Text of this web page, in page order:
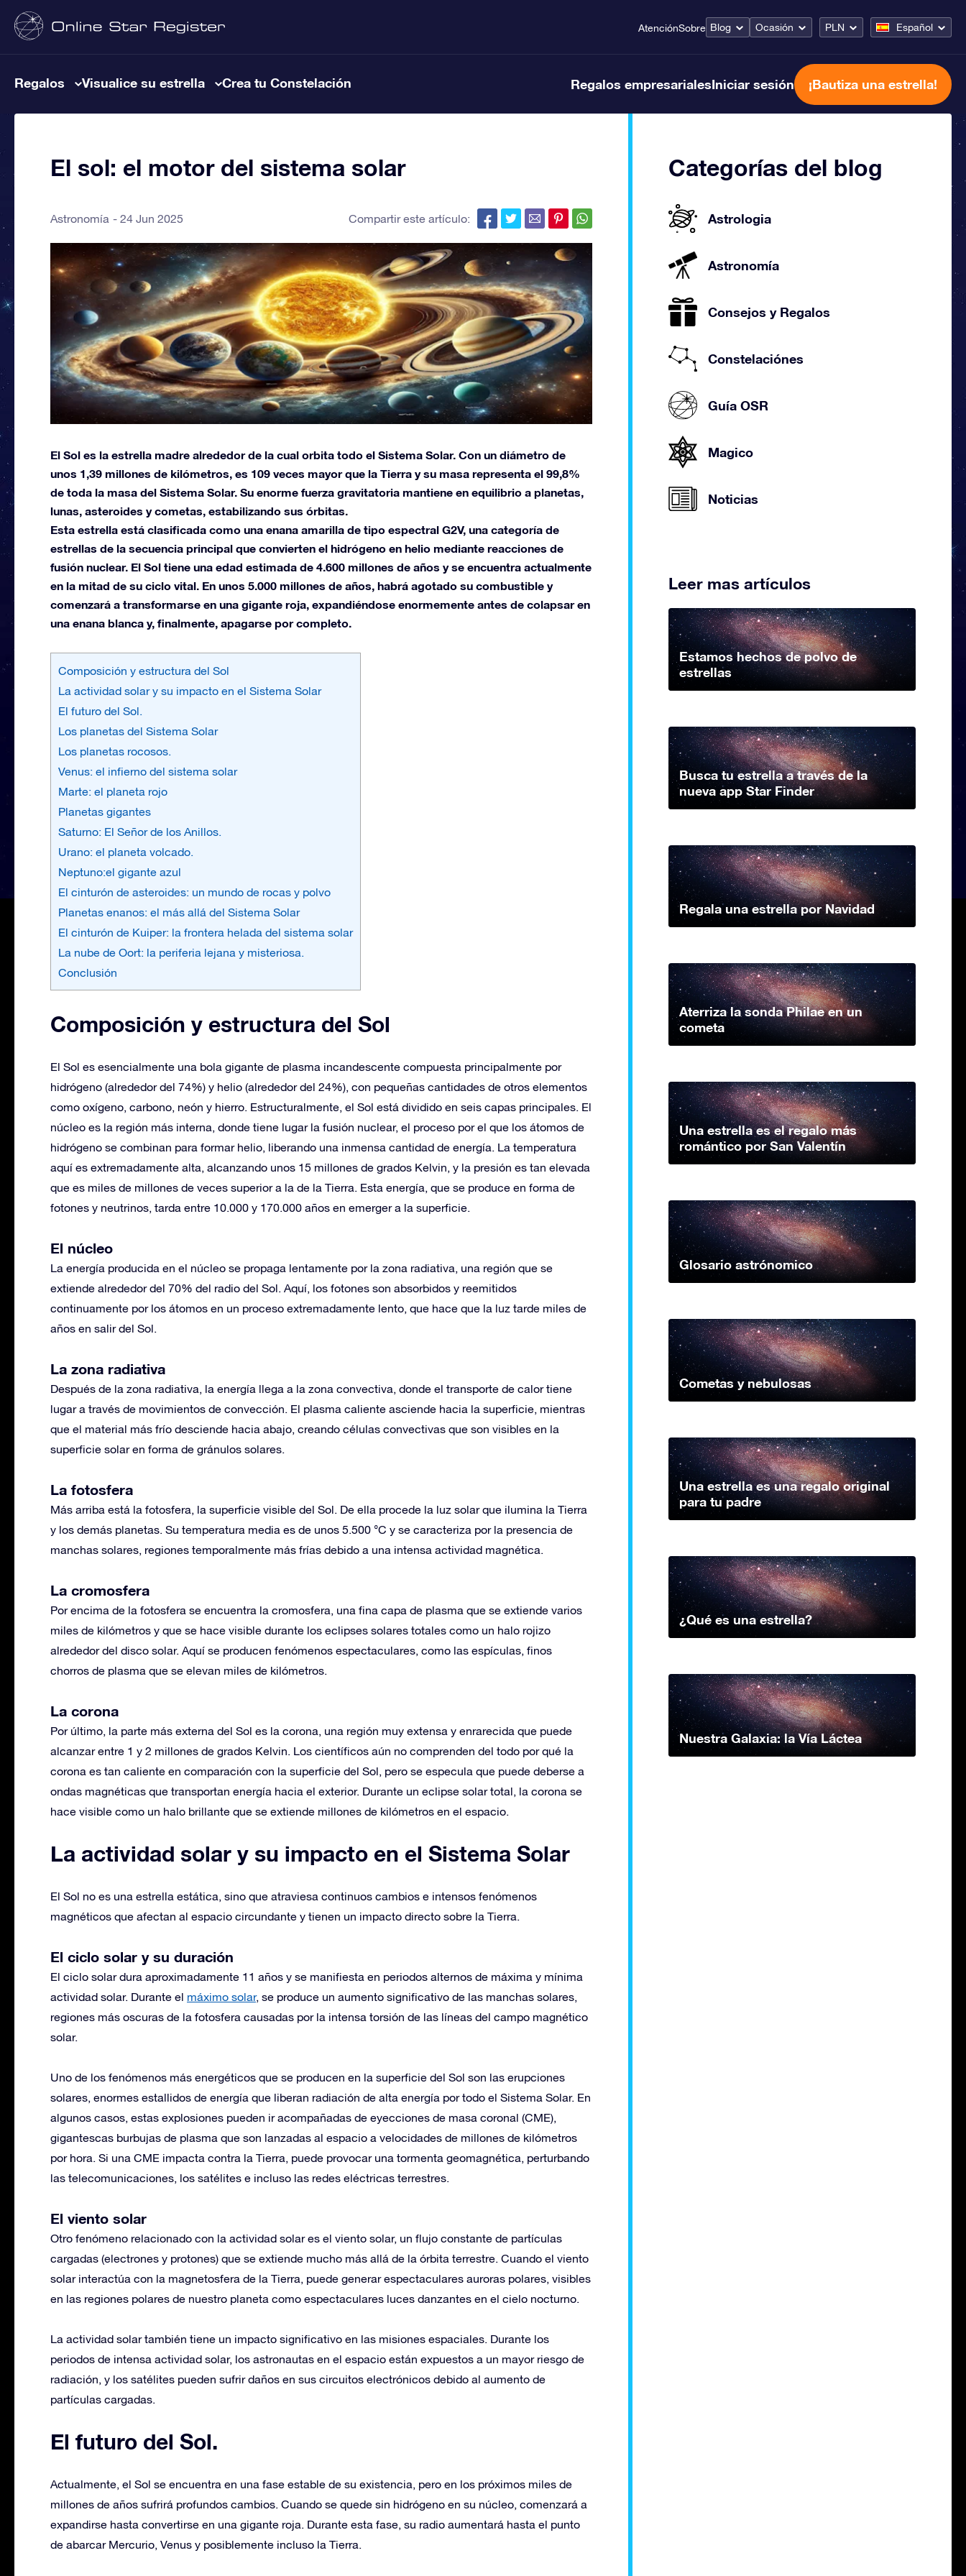
AtenciónSobre Blog Ocasión PLN Español
Regalos Visualice su estrella Crea tu Constelación Regalos empresarialesIniciar sesión ¡Bautiza una estrella!
El sol: el motor del sistema solar
Astronomía 24 Jun 2025 Compartir este artículo:
El Sol es la estrella madre alrededor de la cual orbita todo el Sistema Solar. Con un diámetro de
unos 1,39 millones de kilómetros, es 109 veces mayor que la Tierra y su masa representa el 99,8%
de toda la masa del Sistema Solar. Su enorme fuerza gravitatoria mantiene en equilibrio a planetas,
lunas, asteroides y cometas, estabilizando sus órbitas.
Esta estrella está clasificada como una enana amarilla de tipo espectral G2V, una categoría de
estrellas de la secuencia principal que convierten el hidrógeno en helio mediante reacciones de
fusión nuclear. El Sol tiene una edad estimada de 4.600 millones de años y se encuentra actualmente
en la mitad de su ciclo vital. En unos 5.000 millones de años, habrá agotado su combustible y
comenzará a transformarse en una gigante roja, expandiéndose enormemente antes de colapsar en
una enana blanca y, finalmente, apagarse por completo.
Composición y estructura del Sol
La actividad solar y su impacto en el Sistema Solar
El futuro del Sol.
Los planetas del Sistema Solar
Los planetas rocosos.
Venus: el infierno del sistema solar
Marte: el planeta rojo
Planetas gigantes
Saturno: El Señor de los Anillos.
Urano: el planeta volcado.
Neptuno:el gigante azul
El cinturón de asteroides: un mundo de rocas y polvo
Planetas enanos: el más allá del Sistema Solar
El cinturón de Kuiper: la frontera helada del sistema solar
La nube de Oort: la periferia lejana y misteriosa.
Conclusión
Composición y estructura del Sol
El Sol es esencialmente una bola gigante de plasma incandescente compuesta principalmente por
hidrógeno (alrededor del 74%) y helio (alrededor del 24%), con pequeñas cantidades de otros elementos
como oxígeno, carbono, neón y hierro. Estructuralmente, el Sol está dividido en seis capas principales. El
núcleo es la región más interna, donde tiene lugar la fusión nuclear, el proceso por el que los átomos de
hidrógeno se combinan para formar helio, liberando una inmensa cantidad de energía. La temperatura
aquí es extremadamente alta, alcanzando unos 15 millones de grados Kelvin, y la presión es tan elevada
que es miles de millones de veces superior a la de la Tierra. Esta energía, que se produce en forma de
fotones y neutrinos, tarda entre 10.000 y 170.000 años en emerger a la superficie.
El núcleo
La energía producida en el núcleo se propaga lentamente por la zona radiativa, una región que se
extiende alrededor del 70% del radio del Sol. Aquí, los fotones son absorbidos y reemitidos
continuamente por los átomos en un proceso extremadamente lento, que hace que la luz tarde miles de
años en salir del Sol.
La zona radiativa
Después de la zona radiativa, la energía llega a la zona convectiva, donde el transporte de calor tiene
lugar a través de movimientos de convección. El plasma caliente asciende hacia la superficie, mientras
que el material más frío desciende hacia abajo, creando células convectivas que son visibles en la
superficie solar en forma de gránulos solares.
La fotosfera
Más arriba está la fotosfera, la superficie visible del Sol. De ella procede la luz solar que ilumina la Tierra
y los demás planetas. Su temperatura media es de unos 5.500 °C y se caracteriza por la presencia de
manchas solares, regiones temporalmente más frías debido a una intensa actividad magnética.
La cromosfera
Por encima de la fotosfera se encuentra la cromosfera, una fina capa de plasma que se extiende varios
miles de kilómetros y que se hace visible durante los eclipses solares totales como un halo rojizo
alrededor del disco solar. Aquí se producen fenómenos espectaculares, como las espículas, finos
chorros de plasma que se elevan miles de kilómetros.
La corona
Por último, la parte más externa del Sol es la corona, una región muy extensa y enrarecida que puede
alcanzar entre 1 y 2 millones de grados Kelvin. Los científicos aún no comprenden del todo por qué la
corona es tan caliente en comparación con la superficie del Sol, pero se especula que puede deberse a
ondas magnéticas que transportan energía hacia el exterior. Durante un eclipse solar total, la corona se
hace visible como un halo brillante que se extiende millones de kilómetros en el espacio.
La actividad solar y su impacto en el Sistema Solar
El Sol no es una estrella estática, sino que atraviesa continuos cambios e intensos fenómenos
magnéticos que afectan al espacio circundante y tienen un impacto directo sobre la Tierra.
El ciclo solar y su duración
El ciclo solar dura aproximadamente 11 años y se manifiesta en periodos alternos de máxima y mínima
actividad solar. Durante el máximo solar, se produce un aumento significativo de las manchas solares,
regiones más oscuras de la fotosfera causadas por la intensa torsión de las líneas del campo magnético
solar.
Uno de los fenómenos más energéticos que se producen en la superficie del Sol son las erupciones
solares, enormes estallidos de energía que liberan radiación de alta energía por todo el Sistema Solar. En
algunos casos, estas explosiones pueden ir acompañadas de eyecciones de masa coronal (CME),
gigantescas burbujas de plasma que son lanzadas al espacio a velocidades de millones de kilómetros
por hora. Si una CME impacta contra la Tierra, puede provocar una tormenta geomagnética, perturbando
las telecomunicaciones, los satélites e incluso las redes eléctricas terrestres.
El viento solar
Otro fenómeno relacionado con la actividad solar es el viento solar, un flujo constante de partículas
cargadas (electrones y protones) que se extiende mucho más allá de la órbita terrestre. Cuando el viento
solar interactúa con la magnetosfera de la Tierra, puede generar espectaculares auroras polares, visibles
en las regiones polares de nuestro planeta como espectaculares luces danzantes en el cielo nocturno.
La actividad solar también tiene un impacto significativo en las misiones espaciales. Durante los
periodos de intensa actividad solar, los astronautas en el espacio están expuestos a un mayor riesgo de
radiación, y los satélites pueden sufrir daños en sus circuitos electrónicos debido al aumento de
partículas cargadas.
El futuro del Sol.
Actualmente, el Sol se encuentra en una fase estable de su existencia, pero en los próximos miles de
millones de años sufrirá profundos cambios. Cuando se quede sin hidrógeno en su núcleo, comenzará a
expandirse hasta convertirse en una gigante roja. Durante esta fase, su radio aumentará hasta el punto
de abarcar Mercurio, Venus y posiblemente incluso la Tierra.
Categorías del blog
Astrologia
Astronomía
Consejos y Regalos
Constelaciónes
Guía OSR
Magico
Noticias
Leer mas artículos
Estamos hechos de polvo de
estrellas
Busca tu estrella a través de la
nueva app Star Finder
Regala una estrella por Navidad
Aterriza la sonda Philae en un
cometa
Una estrella es el regalo más
romántico por San Valentín
Glosario astrónomico
Cometas y nebulosas
Una estrella es una regalo original
para tu padre
¿Qué es una estrella?
Nuestra Galaxia: la Vía Láctea